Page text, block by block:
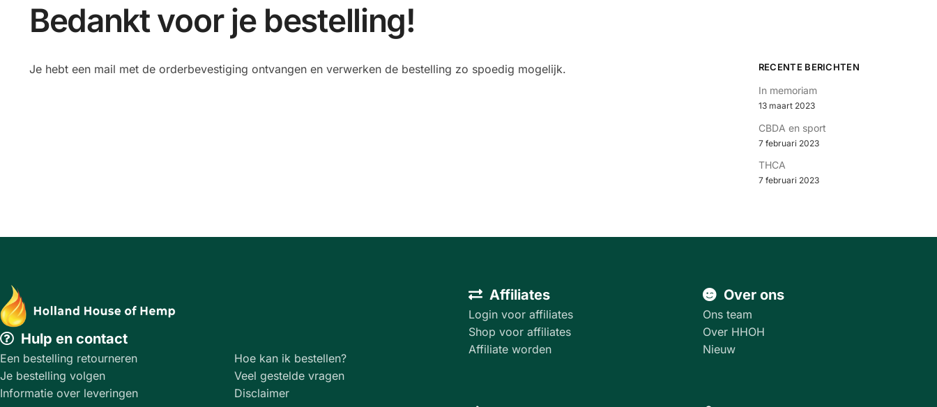
Bedankt voor je bestelling!
Je hebt een mail met de orderbevestiging ontvangen en verwerken de bestelling zo spoedig mogelijk. RECENTE BERICHTEN
In memoriam
13 maart 2023
CBDA en sport
7 februari 2023
THCA
7 februari 2023
Hulp en contact
Een bestelling retourneren
Je bestelling volgen
Informatie over leveringen
Hoe kan ik bestellen?
Veel gestelde vragen
Disclaimer
Affiliates
Login voor affiliates
Shop voor affiliates
Affiliate worden
Over ons
Ons team
Over HHOH
Nieuw